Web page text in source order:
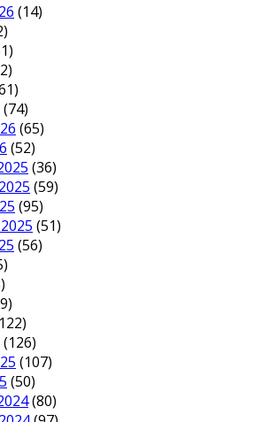
(14)
(74)
(65)
(52)
(36)
(59)
(95)
(51)
(56)
(126)
(107)
(50)
(80)